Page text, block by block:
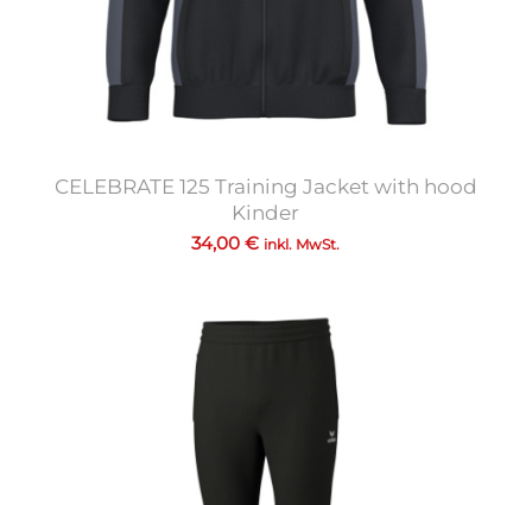
CELEBRATE 125 Training Jacket with hood
Kinder
34,00€ inkl. MwSt.